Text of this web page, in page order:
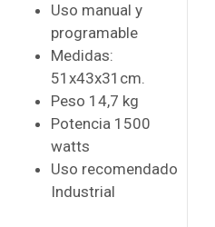
Uso manual y
programable
Medidas:
51x43x31cm.
Peso 14,7 kg
Potencia 1500
watts
Uso recomendado
Industrial